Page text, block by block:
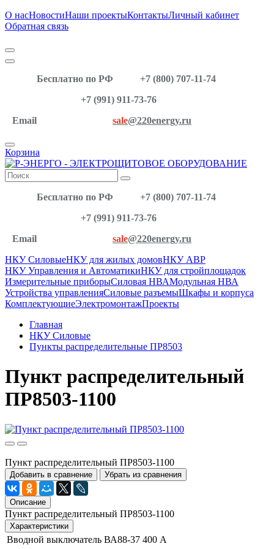
О насНовостиНаши проектыКонтактыЛичный кабинет
Обратная связь
Бесплатно по РФ
+7 (800) 707-11-74
+7 (991) 911-73-76
Email
sale@220energy.ru
Корзина
Бесплатно по РФ
+7 (800) 707-11-74
+7 (991) 911-73-76
Email
sale@220energy.ru
НКУ СиловыеНКУ для жилых домовНКУ АВР
НКУ Управления и АвтоматикиНКУ для стройплощадок
Измерительные приборыСиловая НВАМодульная НВА
Устройства управленияСиловые разъемыШкафы и корпуса
КомплектующиеЭлектромонтажПроекты
Главная
НКУ Силовые
Пункты распределительные ПР8503
Пункт распределительный
ПР8503-1100
Пункт распределительный ПР8503-1100
Добавить в сравнение Убрать из сравнения
Описание
Пункт распределительный ПР8503-1100
Характеристики
Вводной выключатель ВА88-37 400 А